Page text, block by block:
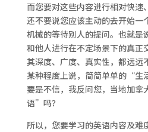
而您要对这些内容进行相对快速
还不要说您应该主动的去开始一
机械的等待别人的提问。也就是
和他人进行在不定场景下的真正
其深度、广度、真实性，都远远
某种程度上说，简简单单的“生
要是不信，我反问您，当地加
语”吗？
所以，您要学习的英语内容及难